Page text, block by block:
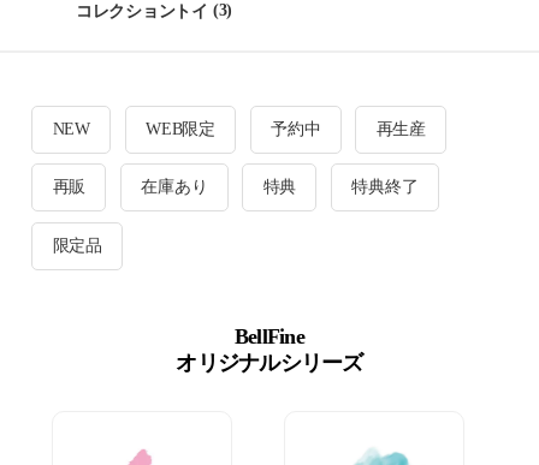
コレクショントイ (3)
NEW WEB限定 予約中 再生産
再販 在庫あり 特典 特典終了
限定品
BellFine
オリジナルシリーズ